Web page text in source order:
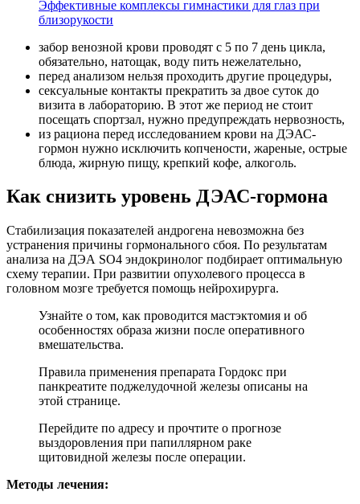
Эффективные комплексы гимнастики для глаз при
близорукости
забор венозной крови проводят с 5 по 7 день цикла,
обязательно, натощак, воду пить нежелательно,
перед анализом нельзя проходить другие процедуры,
сексуальные контакты прекратить за двое суток до
визита в лабораторию. В этот же период не стоит
посещать спортзал, нужно предупреждать нервозность,
из рациона перед исследованием крови на ДЭАС-
гормон нужно исключить копчености, жареные, острые
блюда, жирную пищу, крепкий кофе, алкоголь.
Как снизить уровень ДЭАС-гормона
Стабилизация показателей андрогена невозможна без
устранения причины гормонального сбоя. По результатам
анализа на ДЭА SO4 эндокринолог подбирает оптимальную
схему терапии. При развитии опухолевого процесса в
головном мозге требуется помощь нейрохирурга.
Узнайте о том, как проводится мастэктомия и об
особенностях образа жизни после оперативного
вмешательства.
Правила применения препарата Гордокс при
панкреатите поджелудочной железы описаны на
этой странице.
Перейдите по адресу и прочтите о прогнозе
выздоровления при папиллярном раке
щитовидной железы после операции.
Методы лечения: